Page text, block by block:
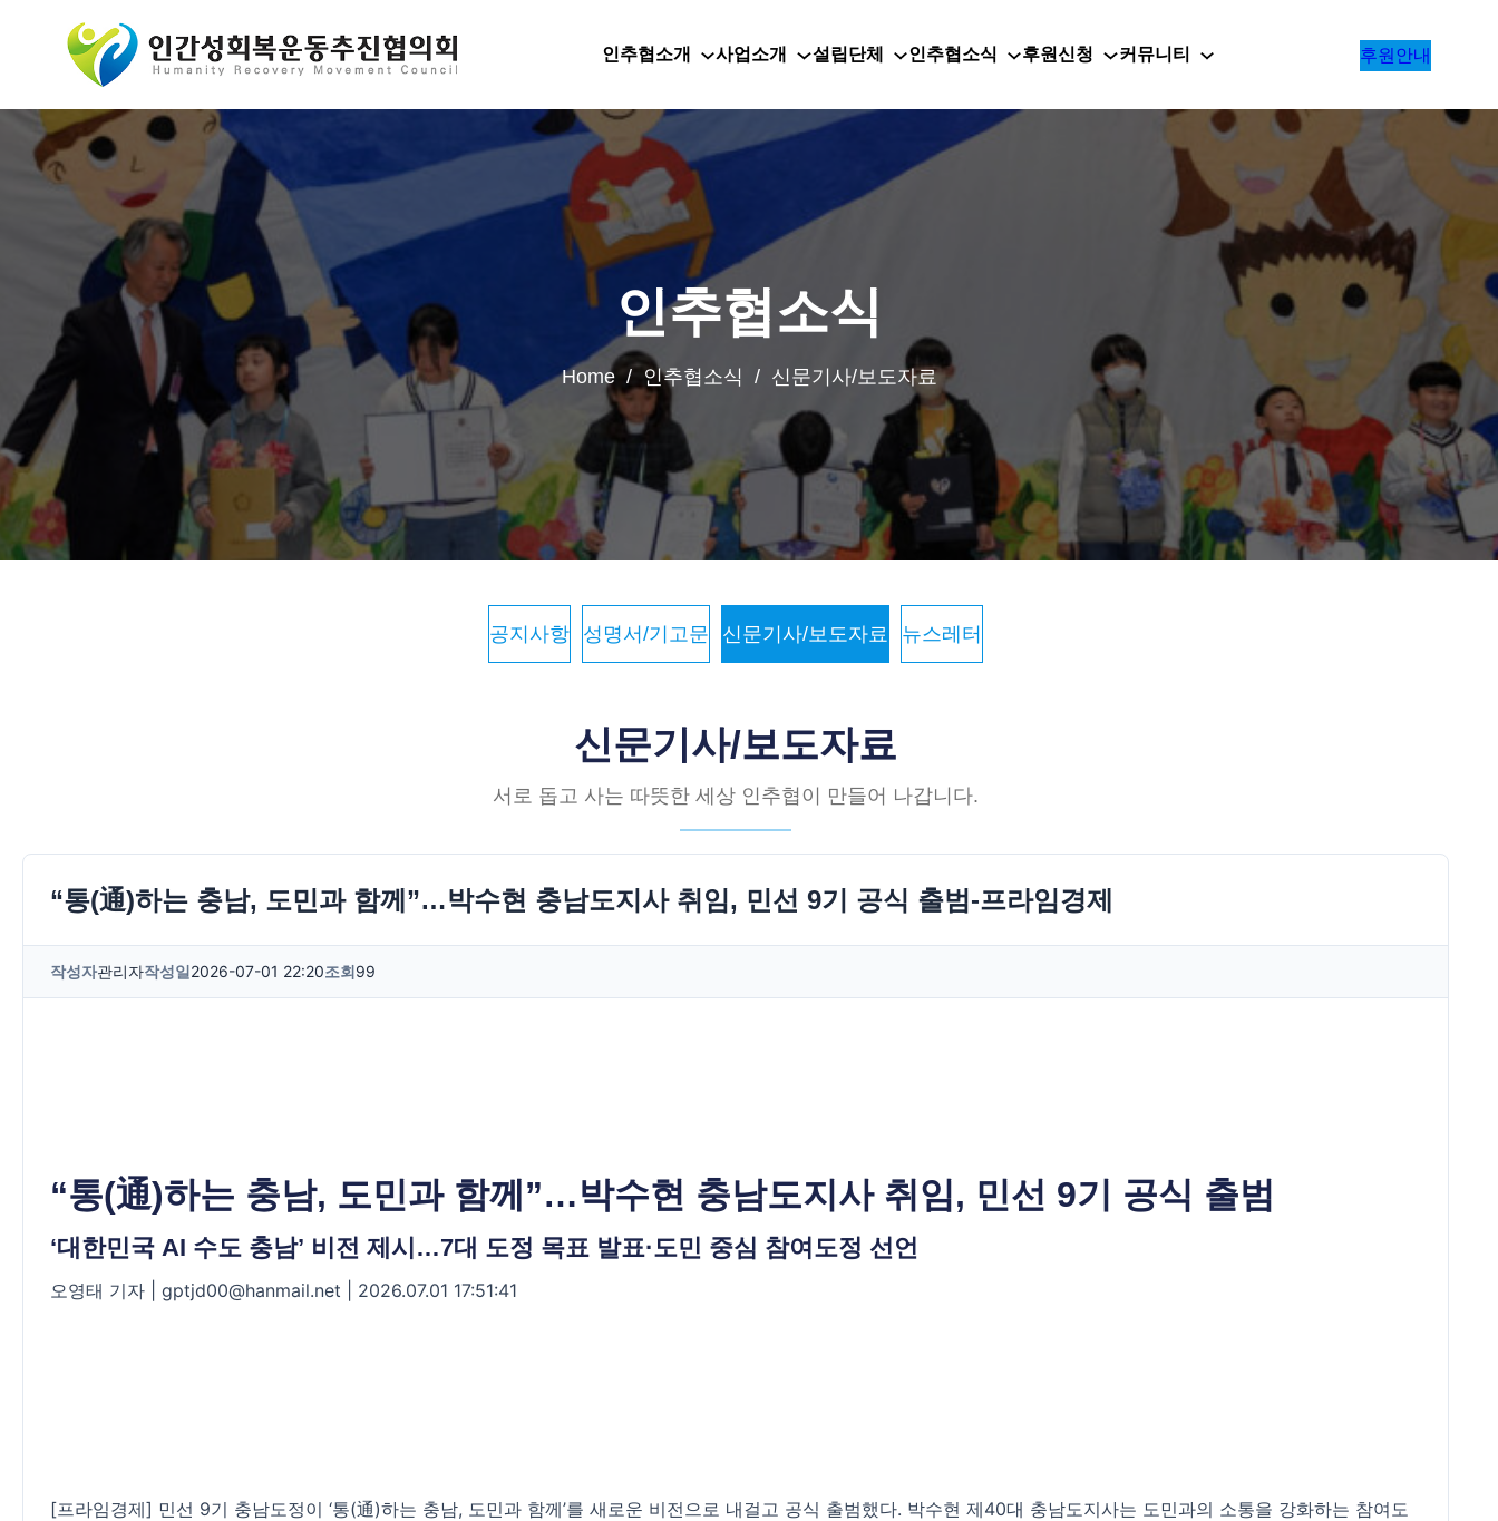
로
인추협소개 사업소개 설립단체 인추협소식 후원신청 커뮤니티 후원안내
인추협소식
Home / 인추협소식 / 신문기사/보도자료
공지사항 성명서/기고문 신문기사/보도자료 뉴스레터
신문기사/보도자료
서로 돕고 사는 따뜻한 세상 인추협이 만들어 나갑니다.
“통(通)하는 충남, 도민과 함께”…박수현 충남도지사 취임, 민선 9기 공식 출범-프라임경제
작성자관리자작성일2026-07-01 22:20조회99
“통(通)하는 충남, 도민과 함께”…박수현 충남도지사 취임, 민선 9기 공식 출범
‘대한민국 AI 수도 충남’ 비전 제시…7대 도정 목표 발표·도민 중심 참여도정 선언
오영태 기자 | gptjd00@hanmail.net | 2026.07.01 17:51:41
[프라임경제] 민선 9기 충남도정이 ‘통(通)하는 충남, 도민과 함께’를 새로운 비전으로 내걸고 공식 출범했다. 박수현 제40대 충남도지사는 도민과의 소통을 강화하는 참여도